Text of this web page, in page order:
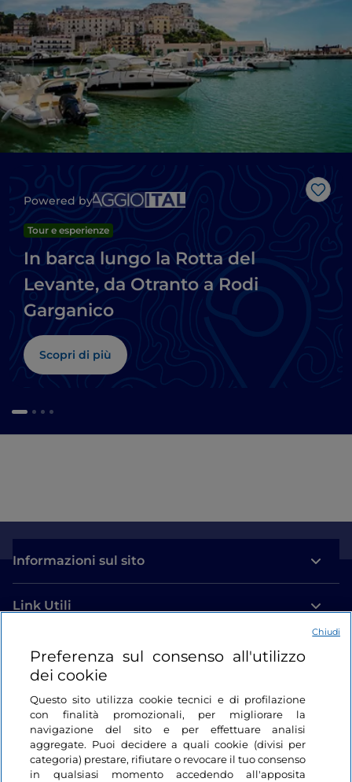
Like
Powered by
Tour e esperienze
In barca lungo la Rotta del
Levante, da Otranto a Rodi
Garganico
Scopri di più
Informazioni sul sito
Link Utili
Login
Restiamo in contatto
Preferenza sul consenso all'utilizzo
dei cookie
Questo sito utilizza cookie tecnici e di profilazione
con finalità promozionali, per migliorare la
navigazione del sito e per effettuare analisi
aggregate. Puoi decidere a quali cookie (divisi per
categoria) prestare, rifiutare o revocare il tuo consenso
in qualsiasi momento accedendo all'apposita
Chiudi